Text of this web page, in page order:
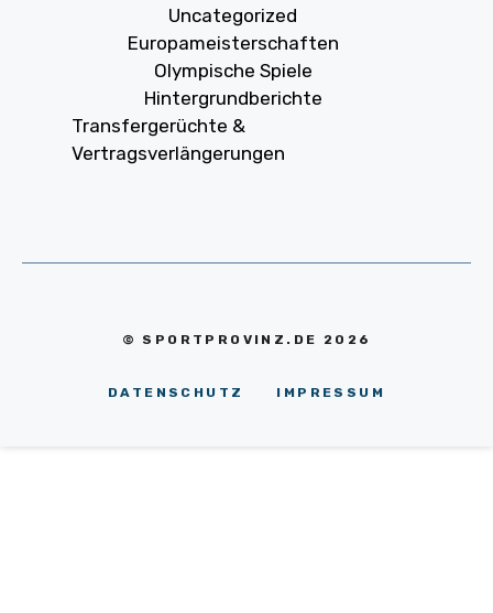
Uncategorized
Europameisterschaften
Olympische Spiele
Hintergrundberichte
Transfergerüchte &
Vertragsverlängerungen
© SPORTPROVINZ.DE 2026
DATENSCHUTZ IMPRESSUM